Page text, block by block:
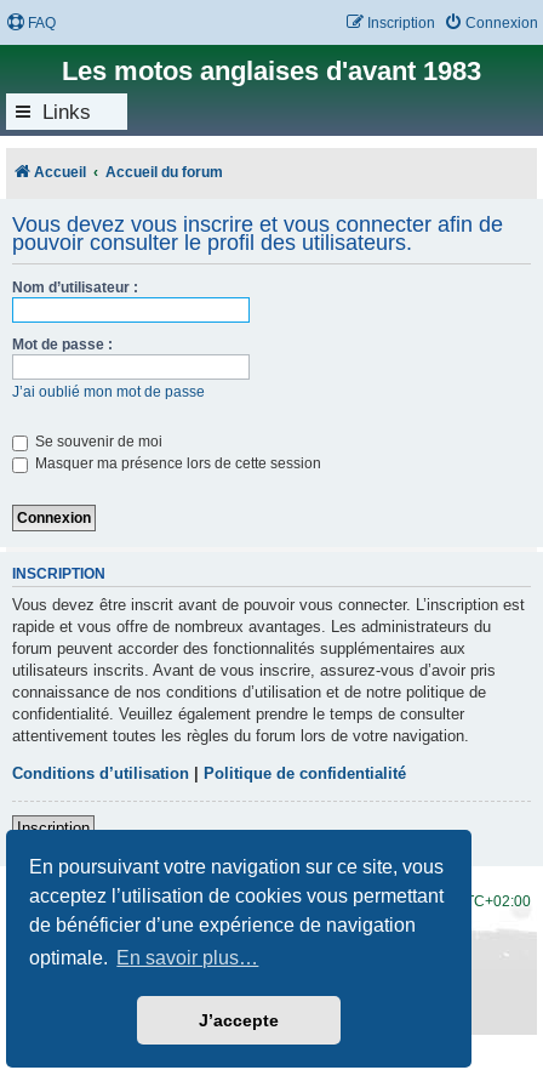
En poursuivant votre navigation sur ce site, vous
acceptez l’utilisation de cookies vous permettant
de bénéficier d’une expérience de navigation
optimale. En savoir plus…
J’accepte
FAQ Connexion
Inscription
Les motos anglaises d'avant 1983
Links
Accueil Accueil du forum
Vous devez vous inscrire et vous connecter afin de
pouvoir consulter le profil des utilisateurs.
Nom d’utilisateur :
Mot de passe :
J’ai oublié mon mot de passe
Se souvenir de moi
Masquer ma présence lors de cette session
INSCRIPTION
Vous devez être inscrit avant de pouvoir vous connecter. L’inscription est
rapide et vous offre de nombreux avantages. Les administrateurs du
forum peuvent accorder des fonctionnalités supplémentaires aux
utilisateurs inscrits. Avant de vous inscrire, assurez-vous d’avoir pris
connaissance de nos conditions d’utilisation et de notre politique de
confidentialité. Veuillez également prendre le temps de consulter
attentivement toutes les règles du forum lors de votre navigation.
Conditions d’utilisation Politique de confidentialité
Inscription
Accueil du forum Fuseau horaire sur UTC+02:00
Traduction française officielle
Confidentialité